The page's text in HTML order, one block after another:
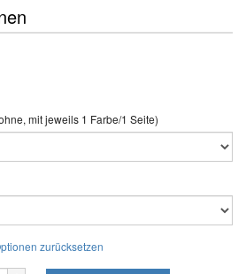
mit jeweils 1 Farbe/1 Seite)
zurücksetzen